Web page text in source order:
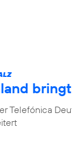
Telefónica